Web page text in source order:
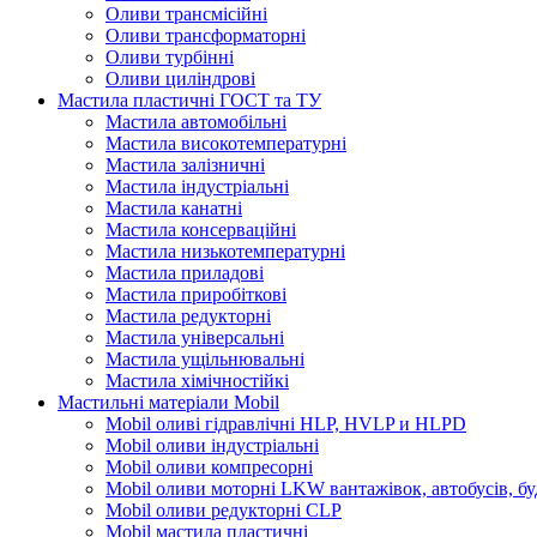
Оливи трансмісійні
Оливи трансформаторні
Оливи турбінні
Оливи циліндрові
Мастила пластичні ГОСТ та ТУ
Мастила автомобільні
Мастила високотемпературні
Мастила залізничні
Мастила індустріальні
Мастила канатні
Мастила консерваційні
Мастила низькотемпературні
Мастила приладові
Мастила приробіткові
Мастила редукторні
Мастила універсальні
Мастила ущільнювальні
Мастила хімічностійкі
Мастильні матеріали Mobil
Mobil оливі гідравлічні HLP, HVLP и HLPD
Mobil оливи індустріальні
Mobil оливи компресорні
Mobil оливи моторні LKW вантажівок, автобусів,
Mobil оливи редукторні CLP
Mobil мастила пластичні